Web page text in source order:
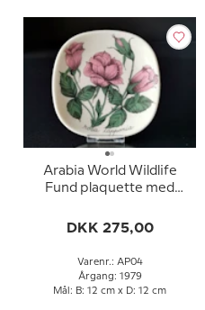
Arabia World Wildlife
Fund plaquette med
DKK 275,00
Varenr.: AP04
Årgang: 1979
Mål: B: 12 cm x D: 12 cm